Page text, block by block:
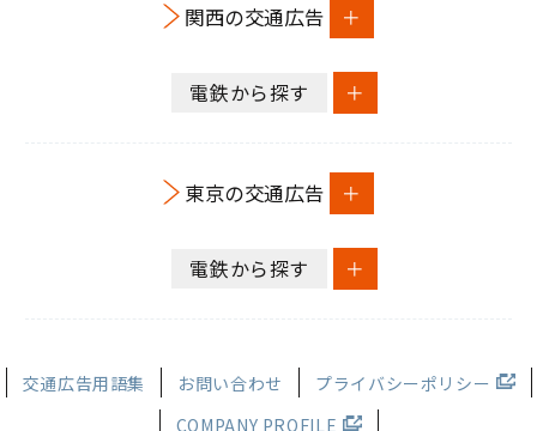
関西の交通広告
電鉄から探す
東京の交通広告
電鉄から探す
交通広告用語集 お問い合わせ
プライバシーポリシー
COMPANY PROFILE